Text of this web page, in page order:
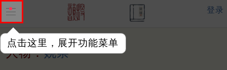
点击这里，展开功能菜单
登录
人物：姚崇